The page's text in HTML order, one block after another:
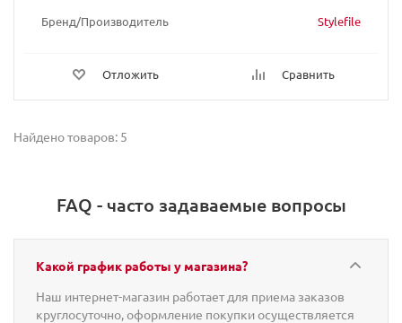
Бренд/Производитель Stylefile
Отложить Сравнить
Найдено товаров: 5
FAQ - часто задаваемые вопросы
Какой график работы у магазина?
Наш интернет-магазин работает для приема заказов
круглосуточно, оформление покупки осуществляется